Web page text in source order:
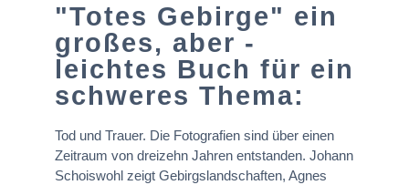
"Totes Gebirge" ein
großes, aber -
leichtes Buch für ein
schweres Thema:
Tod und Trauer. Die Fotografien sind über einen
Zeitraum von dreizehn Jahren entstanden. Johann
Schoiswohl zeigt Gebirgslandschaften, Agnes